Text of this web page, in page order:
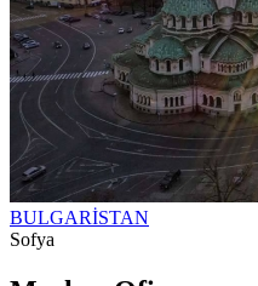
BULGARİSTAN
Sofya